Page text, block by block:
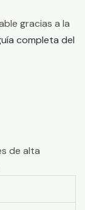
gracias a la
completa del
de alta